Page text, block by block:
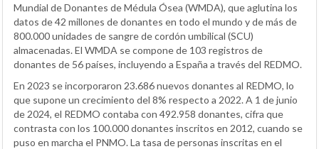
Mundial de Donantes de Médula Ósea (WMDA), que aglutina los
datos de 42 millones de donantes en todo el mundo y de más de
800.000 unidades de sangre de cordón umbilical (SCU)
almacenadas. El WMDA se compone de 103 registros de
donantes de 56 países, incluyendo a España a través del REDMO.
En 2023 se incorporaron 23.686 nuevos donantes al REDMO, lo
que supone un crecimiento del 8% respecto a 2022. A 1 de junio
de 2024, el REDMO contaba con 492.958 donantes, cifra que
contrasta con los 100.000 donantes inscritos en 2012, cuando se
puso en marcha el PNMO. La tasa de personas inscritas en el